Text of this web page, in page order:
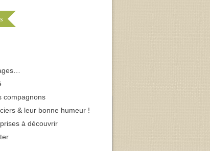
compagnons
& leur bonne humeur !
à découvrir